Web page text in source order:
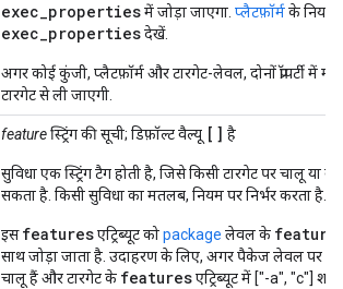
exec_propertiesमें जोड़ा जाएगा. प्लैटफ़ॉर्मके नियम
exec_propertiesदेखें.
अगर कोई कुंजी, प्लैटफ़ॉर्म और टारगेट-लेवल, दोनों प्रॉपर्टी में
टारगेट से ली जाएगी.
featureस्ट्रिंग की सूची; डिफ़ॉल्ट वैल्यू [] है
सुविधा एक स्ट्रिंग टैग होती है, जिसे किसी टारगेट पर चालू या
सकता है. किसी सुविधा का मतलब, नियम पर निर्भर करता है.
इसfeaturesएट्रिब्यूट कोpackage लेवल के
साथ जोड़ा जाता है. उदाहरण के लिए, अगर पैकेज लेवल पर
चालू हैं और टारगेट के featuresएट्रिब्यूट में ["-a", "c"]